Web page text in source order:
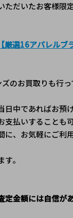
だいたお客様限
【厳選16アパレル
のお買取りも行っ
日中であればお預
払いすることも可
、お気軽にご利
。
金額には自信が